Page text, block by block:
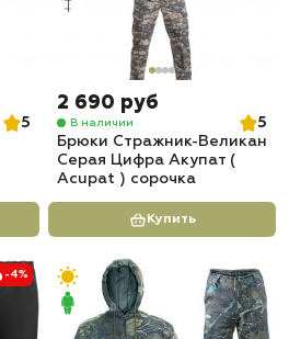
5
2 690 руб
В наличии
5
Брюки Стражник-Великан
Серая Цифра Акупат (
Acupat ) сорочка
Купить
-4%